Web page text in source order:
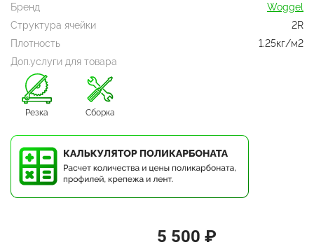
Бренд
Woggel
Структура ячейки
2R
Плотность
1.25кг/м2
Доп.услуги для товара
Резка Сборка
5 500 ₽